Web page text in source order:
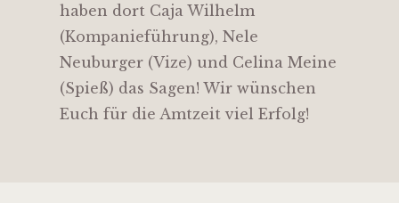
haben dort Caja Wilhelm
(Kompanieführung), Nele
Neuburger (Vize) und Celina Meine
(Spieß) das Sagen! Wir wünschen
Euch für die Amtzeit viel Erfolg!